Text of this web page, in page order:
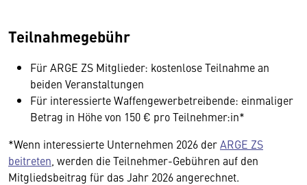
Teilnahmegebühr
Für ARGE ZS Mitglieder: kostenlose Teilnahme an
beiden Veranstaltungen
Für interessierte Waffengewerbetreibende: einmaliger
Betrag in Höhe von 150 € pro Teilnehmer:in*
*Wenn interessierte Unternehmen 2026 derARGE ZS
beitreten , werden die Teilnehmer-Gebühren auf den
Mitgliedsbeitrag für das Jahr 2026 angerechnet.